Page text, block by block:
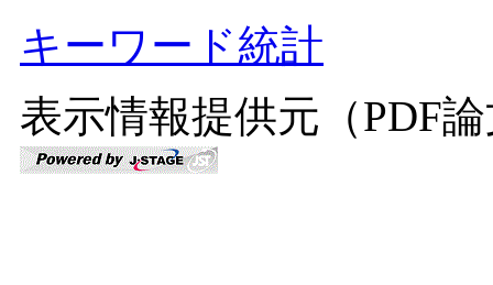
キーワード統計
表示情報提供元（PDF